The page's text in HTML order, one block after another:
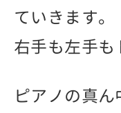
ていきます。
右手も左手も
ピアノの真